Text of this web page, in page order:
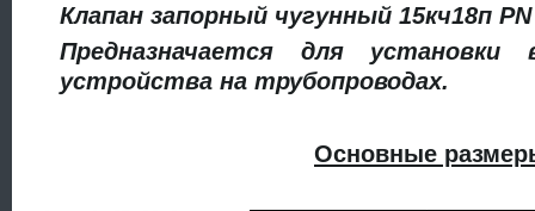
Клапан запорный чугунный 15кч18п
Предназначается для установки
устройства на трубопроводах.
Основные